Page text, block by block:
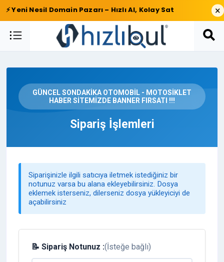
⚡ Yeni Nesil Domain Pazarı – Hızlı Al, Kolay Sat ×
GÜNCEL SONDAKİKA OTOMOBİL - MOTOSİKLET
HABER SİTEMİZDE BANNER FIRSATI !!!
Sipariş İşlemleri
Siparişinizle ilgili satıcıya iletmek istediğiniz bir
notunuz varsa bu alana ekleyebilirsiniz. Dosya
eklemek isterseniz, dilerseniz dosya yükleyiciyi de
açabilirsiniz
📝 Sipariş Notunuz :(İsteğe bağlı)